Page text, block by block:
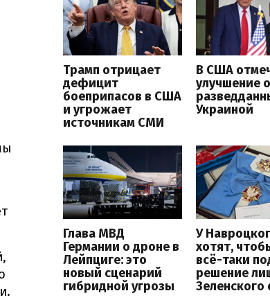
Трамп отрицает
дефицит
боеприпасов в США
и угрожает
источникам СМИ
В США
улучшение
Украиной
Глава МВД
Германии о дроне в
Лейпциге: это
новый сценарий
гибридной угрозы
У
хотят,
всё-таки
решение
Зеленского